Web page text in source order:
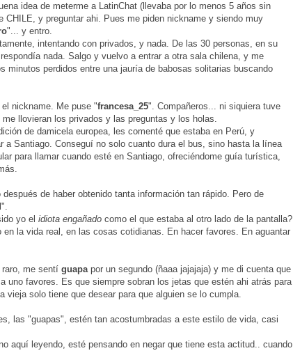
idea de meterme a LatinChat (llevaba por lo menos 5 años sin
CHILE, y preguntar ahi. Pues me piden nickname y siendo muy
"... y entro.
intentando con privados, y nada. De las 30 personas, en su
nada. Salgo y vuelvo a entrar a otra sala chilena, y me
minutos perdidos entre una jauría de babosas solitarias buscando
nickname. Me puse "francesa_25". Compañeros... ni siquiera tuve
me llovieran los privados y las preguntas y los holas.
de damicela europea, les comenté que estaba en Perú, y
a Santiago. Conseguí no solo cuanto dura el bus, sino hasta la línea
para llamar cuando esté en Santiago, ofreciéndome guía turística,
de haber obtenido tanta información tan rápido. Pero de
yo el idiota engañado como el que estaba al otro lado de la pantalla?
en la vida real, en las cosas cotidianas. En hacer favores. En aguantar
raro, me sentí guapapor un segundo (ñaaa jajajaja) y me di cuenta que
uno favores. Es que siempre sobran los jetas que estén ahi atrás para
vieja solo tiene que desear para que alguien se lo cumpla.
las "guapas", estén tan acostumbradas a este estilo de vida, casi
aquí leyendo, esté pensando en negar que tiene esta actitud.. cuando